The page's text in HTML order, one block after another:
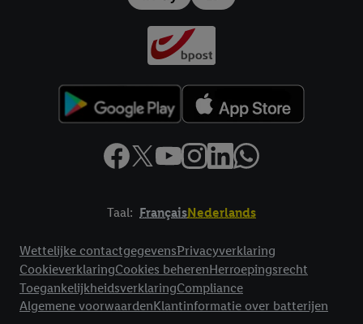
Taal: FrançaisNederlands
Wettelijke contactgegevensPrivacyverklaring
CookieverklaringCookies beherenHerroepingsrecht
ToegankelijkheidsverklaringCompliance
Algemene voorwaardenKlantinformatie over batterijen